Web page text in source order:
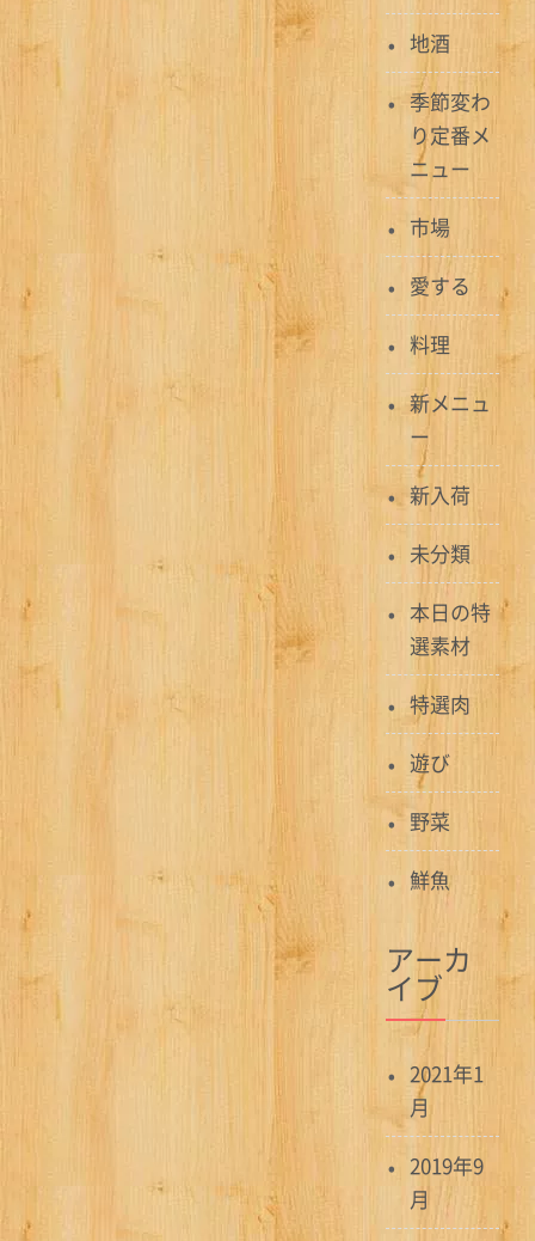
ビ
地酒
季節変わ
り定番メ
ニュー
市場
愛する
料理
新メニュ
ー
新入荷
未分類
本日の特
選素材
特選肉
遊び
野菜
鮮魚
アーカ
イブ
2021年1
月
2019年9
月